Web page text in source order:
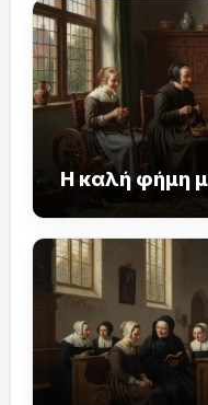
Η καλή φήμη